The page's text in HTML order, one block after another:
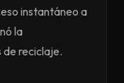
instantáneo a
la
de reciclaje.